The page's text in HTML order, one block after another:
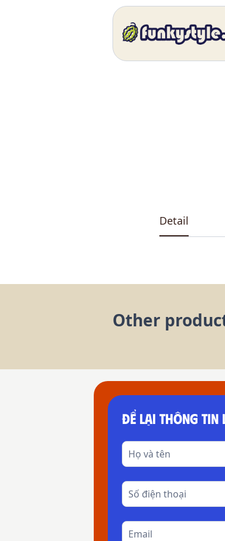
Home Our Products DK
Detail
Other
ĐỂ LẠI THÔNG TIN